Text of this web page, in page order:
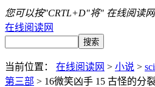
您可以按"CRTL+D"将" 在线阅读网
在线阅读网
当前位置： 在线阅读网 > 小说 >
第三部 > 16微笑凶手 15 古怪的分